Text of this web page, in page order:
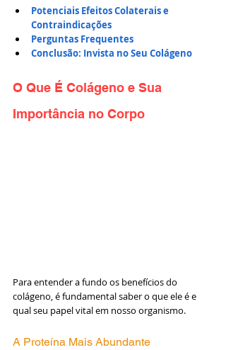
Potenciais Efeitos Colaterais e
Contraindicações
Perguntas Frequentes
Conclusão: Invista no Seu Colágeno
O Que É Colágeno e Sua
Importância no Corpo
Para entender a fundo os benefícios do
colágeno, é fundamental saber o que ele é e
qual seu papel vital em nosso organismo.
A Proteína Mais Abundante